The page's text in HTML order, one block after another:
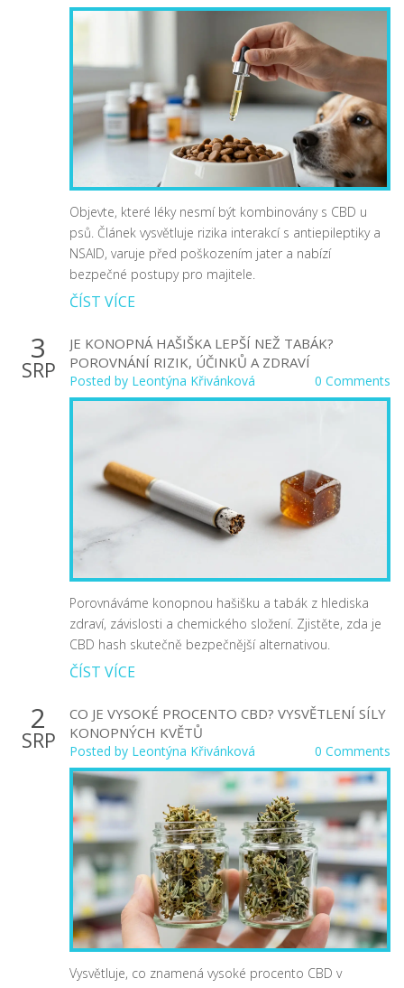
Objevte, které léky nesmí být kombinovány s CBD u
psů. Článek vysvětluje rizika interakcí s antiepileptiky a
NSAID, varuje před poškozením jater a nabízí
bezpečné postupy pro majitele.
ČÍST VÍCE
3
SRP
JE KONOPNÁ HAŠIŠKA LEPŠÍ NEŽ TABÁK?
POROVNÁNÍ RIZIK, ÚČINKŮ A ZDRAVÍ
Posted by Leontýna Křivánková 0 Comments
Porovnáváme konopnou hašišku a tabák z hlediska
zdraví, závislosti a chemického složení. Zjistěte, zda je
CBD hash skutečně bezpečnější alternativou.
ČÍST VÍCE
2
SRP
CO JE VYSOKÉ PROCENTO CBD? VYSVĚTLENÍ SÍLY
KONOPNÝCH KVĚTŮ
Posted by Leontýna Křivánková 0 Comments
Vysvětluje, co znamená vysoké procento CBD v